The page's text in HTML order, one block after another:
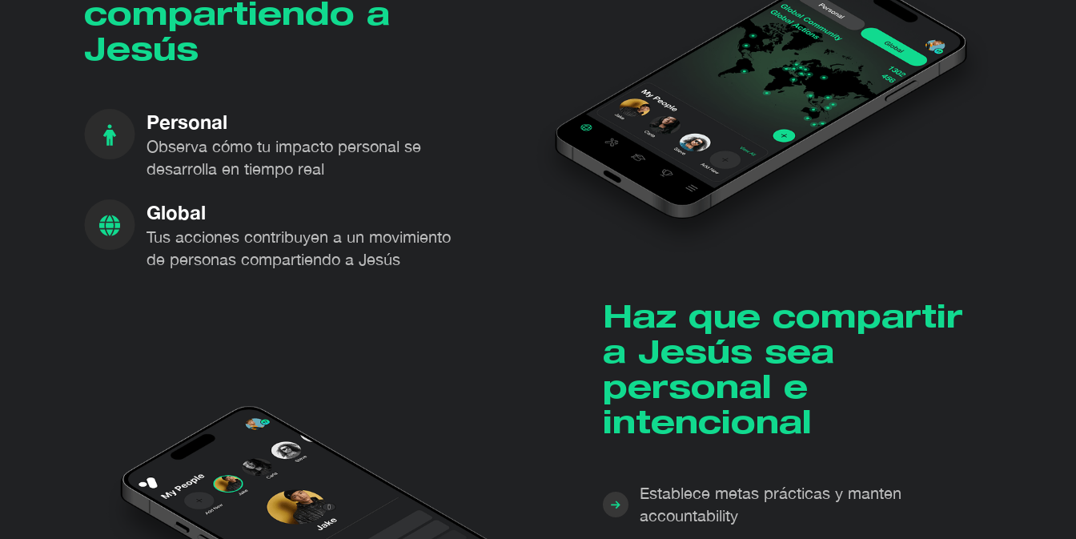
compartiendo a
Jesús
Personal
Observa cómo tu impacto personal se
desarrolla en tiempo real
Global
Tus acciones contribuyen a un movimiento
de personas compartiendo a Jesús
Haz que compartir
a Jesús sea
personal e
intencional
Establece metas prácticas y manten
accountability